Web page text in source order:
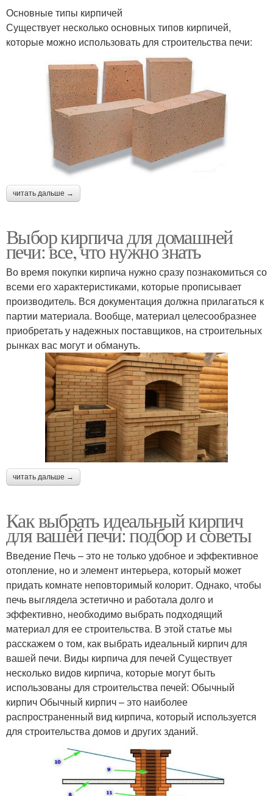
Основные типы кирпичей
Существует несколько основных типов кирпичей,
которые можно использовать для строительства печи:
читать дальше →
Выбор кирпича для домашней
печи: все, что нужно знать
Во время покупки кирпича нужно сразу познакомиться со
всеми его характеристиками, которые прописывает
производитель. Вся документация должна прилагаться к
партии материала. Вообще, материал целесообразнее
приобретать у надежных поставщиков, на строительных
рынках вас могут и обмануть.
читать дальше →
Как выбрать идеальный кирпич
для вашей печи: подбор и советы
Введение Печь – это не только удобное и эффективное
отопление, но и элемент интерьера, который может
придать комнате неповторимый колорит. Однако, чтобы
печь выглядела эстетично и работала долго и
эффективно, необходимо выбрать подходящий
материал для ее строительства. В этой статье мы
расскажем о том, как выбрать идеальный кирпич для
вашей печи. Виды кирпича для печей Существует
несколько видов кирпича, которые могут быть
использованы для строительства печей: Обычный
кирпич Обычный кирпич – это наиболее
распространенный вид кирпича, который используется
для строительства домов и других зданий.